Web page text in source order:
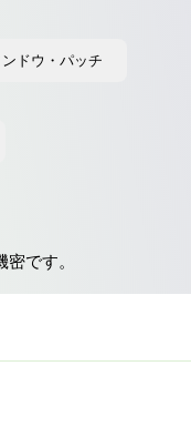
ドウ・パッチ
です。